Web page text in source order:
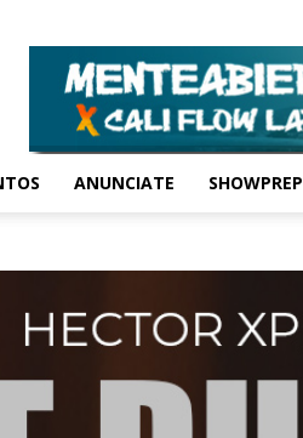
ANUNCIATE SHOWPREP